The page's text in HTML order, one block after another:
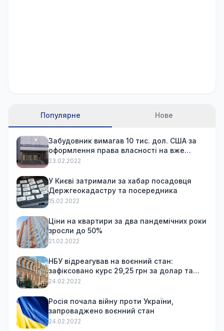
Популярне Нове
Забудовник вимагав 10 тис. дол. США за
оформлення права власності на вже
куплену квартиру
23.02.2022
У Києві затримали за хабар посадовця
Держгеокадастру та посередника
15.02.2022
Ціни на квартири за два пандемічних роки
зросли до 50%
21.02.2022
НБУ відреагував на воєнний стан:
зафіксовано курс 29,25 грн за долар та
обмежив зняття готівки
24.02.2022
Росія почала війну проти України,
запроваджено воєнний стан
24.02.2022